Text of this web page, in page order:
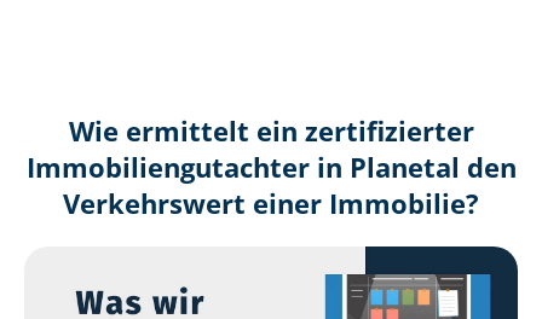
Wie ermittelt ein zertifizierter
Immobilien­gutachter in Planetal den
Verkehrswert einer Immobilie?